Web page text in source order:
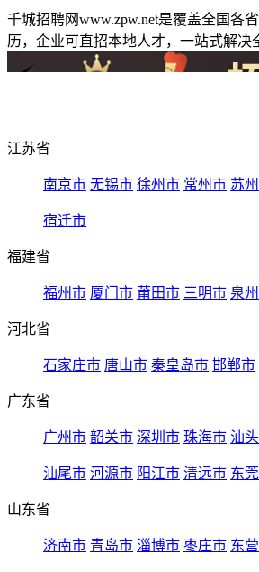
千城招聘网www.zpw.net是覆盖全国各
历，企业可直招本地人才，一站式解决
江苏省
南京市 无锡市 徐州市 常州市 苏
宿迁市
福建省
福州市 厦门市 莆田市 三明市 泉
河北省
石家庄市 唐山市 秦皇岛市 邯郸市
广东省
广州市 韶关市 深圳市 珠海市 汕
汕尾市 河源市 阳江市 清远市 东
山东省
济南市 青岛市 淄博市 枣庄市 东